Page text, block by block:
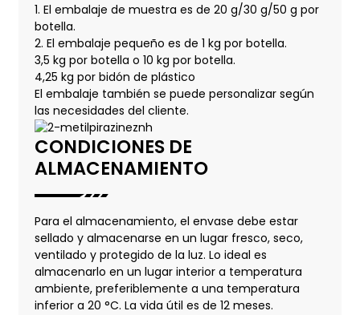
1. El embalaje de muestra es de 20 g/30 g/50 g por
botella.
2. El embalaje pequeño es de 1 kg por botella.
3,5 kg por botella o 10 kg por botella.
4,25 kg por bidón de plástico
El embalaje también se puede personalizar según
las necesidades del cliente.
CONDICIONES DE
ALMACENAMIENTO
Para el almacenamiento, el envase debe estar
sellado y almacenarse en un lugar fresco, seco,
ventilado y protegido de la luz. Lo ideal es
almacenarlo en un lugar interior a temperatura
ambiente, preferiblemente a una temperatura
inferior a 20 °C. La vida útil es de 12 meses.